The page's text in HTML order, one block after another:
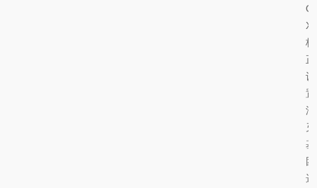
O
X
校
设
置
淬
灭
基
团
选